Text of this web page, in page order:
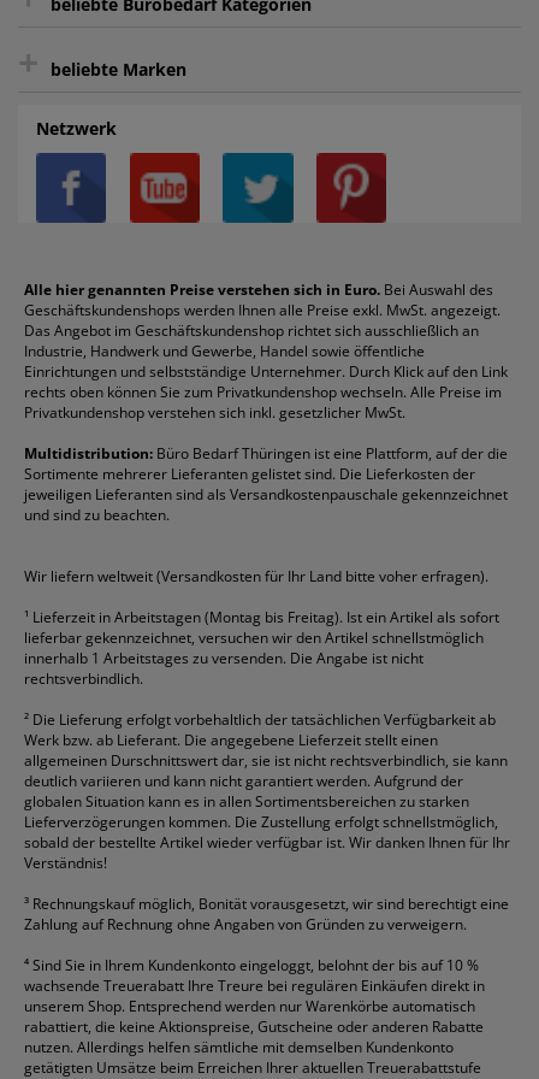
intelligentes Kundenkonto
FAQ
AGB
Datenschutz
Privatsphäre-Einstellungen
Über uns
Reklamation / Retouren
Vertrag widerrufen (Privatkunden)
Rabatte & Aktionen
Aktenvernichter
Batterien
Bleistifte
Blöcke
Boardmarker
Briefumschläge
Druckerpatronen
Etiketten
Fineliner
Folienschreiber
Formulare
Gelschreiber
Geschäftsbücher
Heftstreifen
Kaffee
Klebeband
Klemmmappen
Kopierpapier
Korrekturmittel
Kugelschreiber
Mappen
Ordner
Packband
Permanentmarker
Radiergummis
Schnellhefter
Sichthüllen
Taschenrechner
Textmarker
Tintenroller
Tintenpatronen
Toilettenpapier
Toner
Versandmaterial
Versandtaschen
+ beliebte Marken
Alco
Avery/Zweckform
Canon
Durable
DYMO
Edding
Esselte
Faber-Castell
Fellowes
Franken
Fripa
HP
Leitz
Läufer
Melitta
Pentel
Pelikan
Pilot
Pritt
Schneider
Stabilo
Staedtler
alle Marken anzeigen
Netzwerk
Alle hier genannten Preise verstehen sich in Euro. Bei Auswahl des
Geschäftskundenshops werden Ihnen alle Preise exkl. MwSt. angezeigt.
Das Angebot im Geschäftskundenshop richtet sich ausschließlich an
Industrie, Handwerk und Gewerbe, Handel sowie öffentliche
Einrichtungen und selbstständige Unternehmer. Durch Klick auf den Link
rechts oben können Sie zum Privatkundenshop wechseln. Alle Preise im
Privatkundenshop verstehen sich inkl. gesetzlicher MwSt.
Multidistribution: Büro Bedarf Thüringen ist eine Plattform, auf der die
Sortimente mehrerer Lieferanten gelistet sind. Die Lieferkosten der
jeweiligen Lieferanten sind als Versandkostenpauschale gekennzeichnet
und sind zu beachten.
Wir liefern weltweit (Versandkosten für Ihr Land bitte voher erfragen).
¹ Lieferzeit in Arbeitstagen (Montag bis Freitag). Ist ein Artikel als sofort
lieferbar gekennzeichnet, versuchen wir den Artikel schnellstmöglich
innerhalb 1 Arbeitstages zu versenden. Die Angabe ist nicht
rechtsverbindlich.
² Die Lieferung erfolgt vorbehaltlich der tatsächlichen Verfügbarkeit ab
Werk bzw. ab Lieferant. Die angegebene Lieferzeit stellt einen
allgemeinen Durschnittswert dar, sie ist nicht rechtsverbindlich, sie kann
deutlich variieren und kann nicht garantiert werden. Aufgrund der
globalen Situation kann es in allen Sortimentsbereichen zu starken
Lieferverzögerungen kommen. Die Zustellung erfolgt schnellstmöglich,
sobald der bestellte Artikel wieder verfügbar ist. Wir danken Ihnen für Ihr
Verständnis!
³ Rechnungskauf möglich, Bonität vorausgesetzt, wir sind berechtigt eine
Zahlung auf Rechnung ohne Angaben von Gründen zu verweigern.
⁴Sind Sie in Ihrem Kundenkonto eingeloggt, belohnt der bis auf 10 %
wachsende Treuerabatt Ihre Treure bei regulären Einkäufen direkt in
unserem Shop. Entsprechend werden nur Warenkörbe automatisch
rabattiert, die keine Aktionspreise, Gutscheine oder anderen Rabatte
nutzen. Allerdings helfen sämtliche mit demselben Kundenkonto
getätigten Umsätze beim Erreichen Ihrer aktuellen Treuerabattstufe